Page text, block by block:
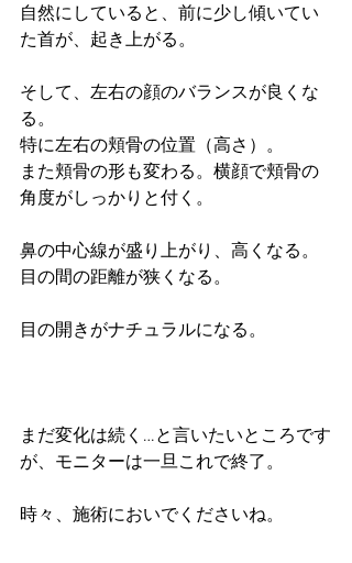
自然にしていると、前に少し傾いてい
た首が、起き上がる。
そして、左右の顔のバランスが良くな
る。
特に左右の頬骨の位置（高さ）。
また頬骨の形も変わる。横顔で頬骨の
角度がしっかりと付く。
鼻の中心線が盛り上がり、高くなる。
目の間の距離が狭くなる。
目の開きがナチュラルになる。
まだ変化は続く…と言いたいところです
が、モニターは一旦これで終了。
時々、施術においでくださいね。